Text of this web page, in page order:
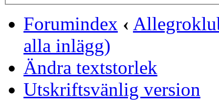
Forumindex ‹
alla inlägg)
Ändra textstorlek
Utskriftsvänlig version